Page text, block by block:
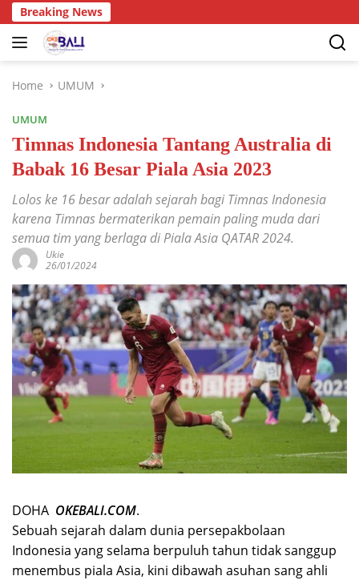
Breaking News
Home UMUM
UMUM
Timnas Indonesia Tantang Australia di
Babak 16 Besar Piala Asia 2023
Lolos ke 16 besar adalah sejarah bagi Timnas Indonesia
karena Timnas bermaterikan pemain paling muda dari
semua tim yang berlaga di Piala Asia QATAR 2024.
Ukie
26/01/2024
DOHA OKEBALI.COM.
Sebuah sejarah dalam dunia persepakbolaan
Indonesia yang selama berpuluh tahun tidak sanggup
menembus piala Asia, kini dibawah asuhan sang ahli